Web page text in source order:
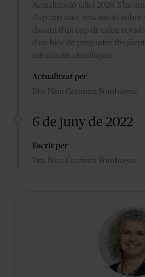
Actualització juliol 2026: S'ha
d'apunts clau, una secció sobre
davant d'un cop de calor,
d'un bloc de preguntes
referències científiques.
Actualitzat per
Dra. Nina Gramunt Fombuena
6 de juny de 2022
Escrit per
Dra. Nina Gramunt Fombuena